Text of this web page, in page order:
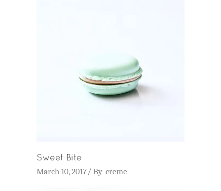
Sweet Bite
March 10, 2017 By creme